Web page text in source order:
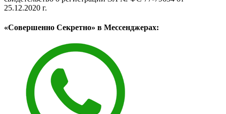
25.12.2020 г.
«Совершенно Секретно» в Мессенджерах: